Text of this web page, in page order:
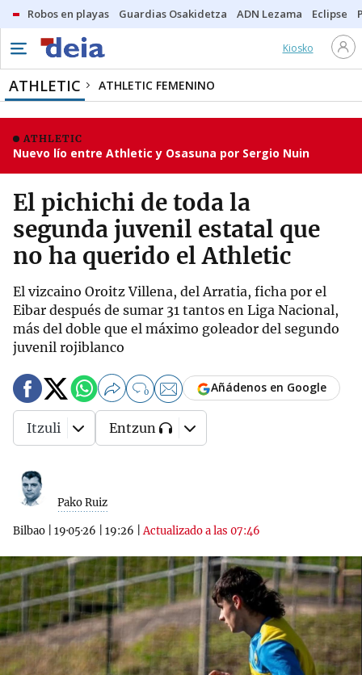
Robos en playas Guardias Osakidetza ADN Lezama Eclipse
Kiosko
ATHLETIC ATHLETIC FEMENINO
ATHLETIC
Nuevo lío entre Athletic y Osasuna por Sergio Nuin
El pichichi de toda la
segunda juvenil estatal que
no ha querido el Athletic
El vizcaino Oroitz Villena, del Arratia, ficha por el
Eibar después de sumar 31 tantos en Liga Nacional,
más del doble que el máximo goleador del segundo
juvenil rojiblanco
Pako Ruiz
Bilbao 19·05·26 19:26 |Actualizado a las 07:46
0 Añádenos en Google
Itzuli Entzun